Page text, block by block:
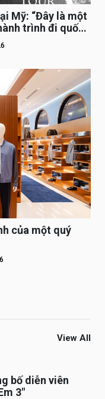
Mỹ: “Đây là một
trình đi quốc
của một quý
View All
bố diễn viên
3″